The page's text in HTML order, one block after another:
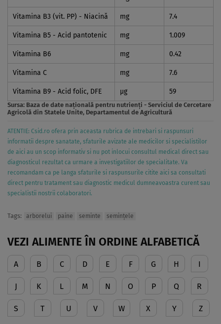
Vitamina B3 (vit. PP) - Niacină mg 7.4
Vitamina B5 - Acid pantotenic mg 1.009
Vitamina B6 mg 0.42
Vitamina C mg 7.6
Vitamina B9 - Acid folic, DFE µg 59
Sursa: Baza de date naţională pentru nutrienţi - Serviciul de Cercetare
Agricolă din Statele Unite, Departamentul de Agricultură
ATENTIE: Csid.ro ofera prin aceasta rubrica de intrebari si raspunsuri
informatii despre sanatate, sfaturile avizate ale medicilor si specialistilor
de aici au un scop informativ si nu pot inlocui consultul medical direct sau
diagnosticul rezultat ca urmare a investigatiilor de specialitate. Va
recomandam ca pe langa sfaturile si raspunsurile citite aici sa consultati
direct pentru tratament sau diagnostic medicul dumneavoastra curent sau
specialistii nostrii colaboratori.
Tags: arborelui paine seminte seminţele
VEZI ALIMENTE ÎN ORDINE ALFABETICĂ
A B C D E F G H I
J K L M N O P Q R
S T U V W X Y Z